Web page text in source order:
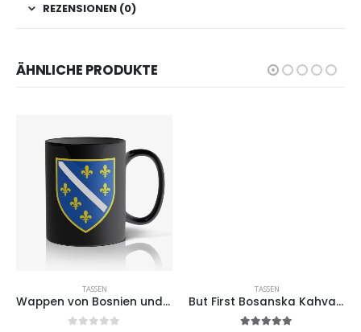
REZENSIONEN (0)
ÄHNLICHE PRODUKTE
TASSEN
Wappen von Bosnien und Herzegowina – Schwarze Tasse
TASSEN
But First Bosanska Kahva – Tasse